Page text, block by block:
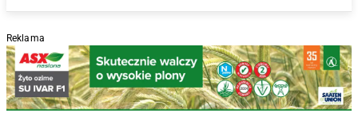
Reklama